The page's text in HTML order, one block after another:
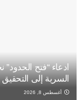
ادعاء “فتح
السرية إلى التحقيق
أغسطس 8, 2026